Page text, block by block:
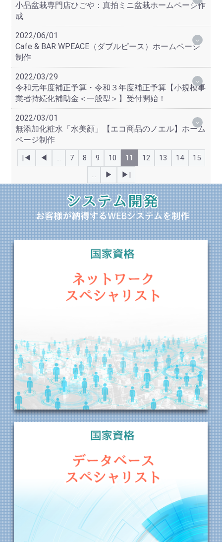
小品盆栽専門店ひごや：真拍ミニ盆栽ホームページ作
成
2022/06/01
Cafe & BAR WPEACE（ダブルピース）ホームページ
制作
2022/03/29
令和元年度補正予算・令和３年度補正予算【小規模事
業者持続化補助金＜一般型＞】受付開始！
2022/03/01
無添加化粧水「水美顔」【エコ商品のノエル】ホーム
ページ制作
|◀ ◀ … 7 8 9 10 11 12 13 14
15
…
▶ ▶|